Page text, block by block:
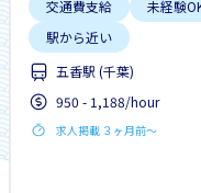
交通費支給 未経験
駅から近い
五香駅 (千葉)
950 - 1,188/hour
求人掲載 ３ヶ月前〜